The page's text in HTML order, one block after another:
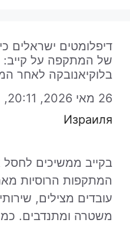
דיפלומטים ישראלים
של המתקפה על קייב:
בלוקיאנובקה לאחר
26 מאי 2026, 20:11,
Израиля
בקייב ממשיכים
המתקפות הרוסיות
עובדים מצילים,